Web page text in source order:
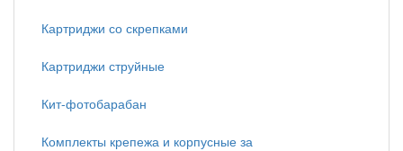
Картриджи со скрепками
Картриджи струйные
Кит-фотобарабан
Комплекты крепежа и корпусные за